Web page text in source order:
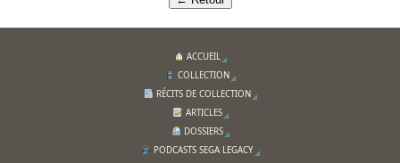
ACCUEIL
COLLECTION
RÉCITS DE COLLECTION
ARTICLES
DOSSIERS
PODCASTS SEGA LEGACY